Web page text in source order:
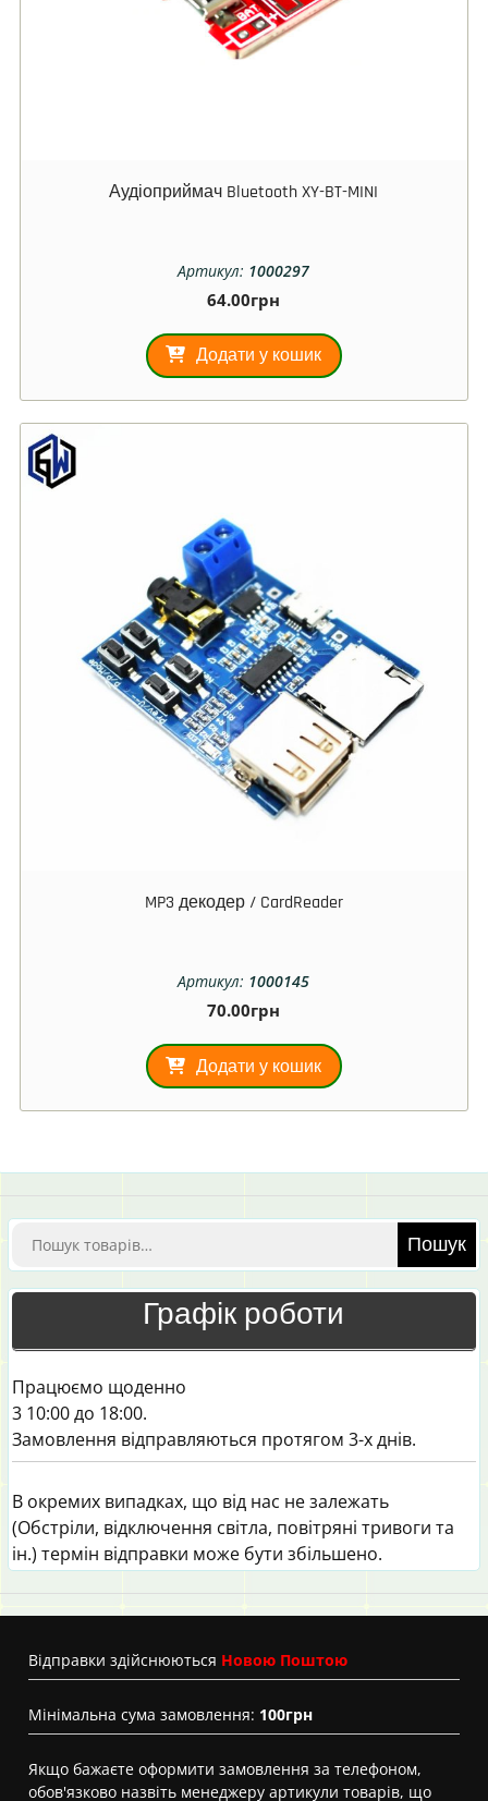
Аудіоприймач Bluetooth XY-BT-MINI
Артикул: 1000297
64.00грн
Додати у кошик
MP3 декодер / CardReader
Артикул: 1000145
70.00грн
Додати у кошик
Шукати: Пошук
Графік роботи
Працюємо щоденно
3 10:00 до 18:00.
Замовлення відправляються протягом 3-х днів.
В окремих випадках, що від нас не залежать
(Обстріли, відключення світла, повітряні тривоги та
ін.) термін відправки може бути збільшено.
Вiдправки здійснюються Новою Поштою
Мінімальна сума замовлення: 100грн
Якщо бажаєте оформити замовлення за телефоном,
обов'язково назвіть менеджеру артикули товарів, що